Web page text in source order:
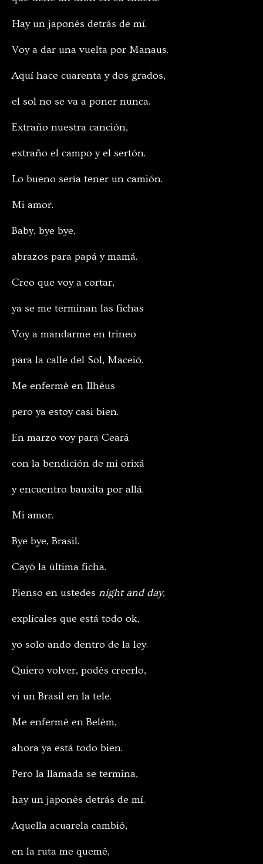
Hay un japonés detrás de mí.
Voy a dar una vuelta por Manaus.
Aquí hace cuarenta y dos grados,
el sol no se va a poner nunca.
Extraño nuestra canción,
extraño el campo y el sertón.
Lo bueno sería tener un camión.
Mi amor.
Baby, bye bye,
abrazos para papá y mamá.
Creo que voy a cortar,
ya se me terminan las fichas
Voy a mandarme en trineo
para la calle del Sol, Maceió.
Me enfermé en Ilhéus
pero ya estoy casi bien.
En marzo voy para Ceará
con la bendición de mi orixá
y encuentro bauxita por allá.
Mi amor.
Bye bye, Brasil.
Cayó la última ficha.
Pienso en ustedes night and day,
explicales que está todo ok,
yo solo ando dentro de la ley.
Quiero volver, podés creerlo,
vi un Brasil en la tele.
Me enfermé en Belém,
ahora ya está todo bien.
Pero la llamada se termina,
hay un japonés detrás de mí.
Aquella acuarela cambió,
en la ruta me quemé,